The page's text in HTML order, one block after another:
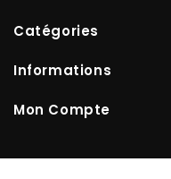
Catégories
Informations
Mon Compte